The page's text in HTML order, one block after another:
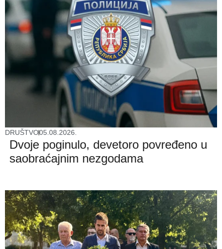
DRUŠTVO05.08.2026.
Dvoje poginulo, devetoro povređeno u
saobraćajnim nezgodama